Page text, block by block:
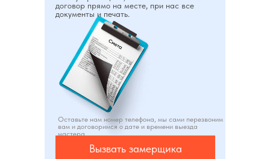
договор прямо на месте, при нас все
документы и печать.
Оставьте нам номер телефона, мы сами перезвоним
вам и договоримся о дате и времени выезда
мастера
Вызвать замерщика